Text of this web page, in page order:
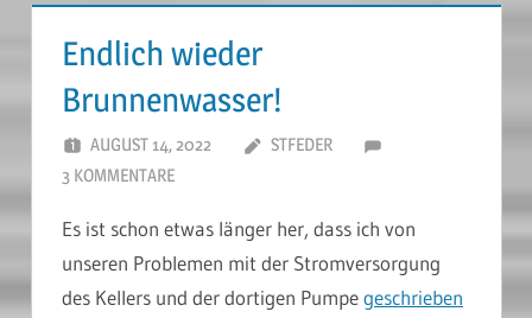
Endlich wieder
Brunnenwasser!
AUGUST 14, 2022
STFEDER
3 KOMMENTARE
Es ist schon etwas länger her, dass ich von
unseren Problemen mit der Stromversorgung
des Kellers und der dortigen Pumpegeschrieben